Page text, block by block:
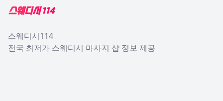
스웨디시114
전국 최저가 스웨디시 마사지 샵 정보 제공